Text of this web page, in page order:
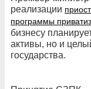
реализации
программы
бизнесу
активы, но и
государства.